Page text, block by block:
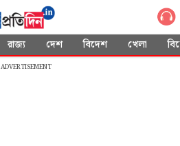
রাজ্য দেশ বিদেশ খেলা
ADVERTISEMENT